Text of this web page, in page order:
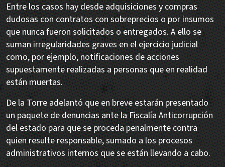
Entre los casos hay desde adquisiciones y compras
dudosas con contratos con sobreprecios o por insumos
que nunca fueron solicitados o entregados. A ello se
suman irregularidades graves en el ejercicio judicial
como, por ejemplo, notificaciones de acciones
supuestamente realizadas a personas que en realidad
están muertas.
De la Torre adelantó que en breve estarán presentado
un paquete de denuncias ante la Fiscalía Anticorrupción
del estado para que se proceda penalmente contra
quien resulte responsable, sumado a los procesos
administrativos internos que se están llevando a cabo.